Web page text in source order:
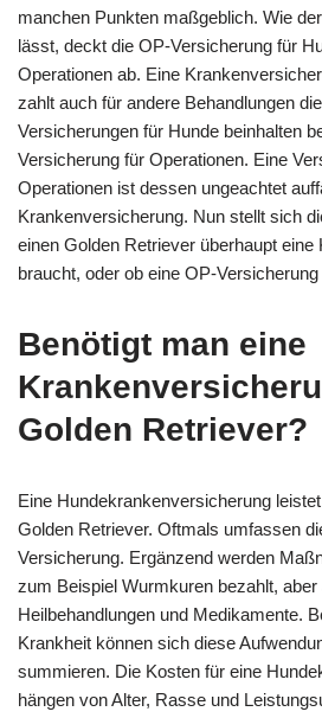
manchen Punkten maßgeblich. Wie
lässt, deckt die OP-Versicherung für
Operationen ab. Eine
zahlt auch für andere Behandlungen
Versicherungen für Hunde beinhalten
Versicherung für Operationen. Eine
Operationen ist dessen ungeachtet
Krankenversicherung. Nun stellt sich
einen Golden Retriever überhaupt
braucht, oder ob eine OP-
Benötigt man eine
Golden Retriever?
Eine Hundekrankenversicherung
Golden Retriever. Oftmals umfassen
Versicherung. Ergänzend werden
zum Beispiel Wurmkuren bezahlt,
Heilbehandlungen und Medikamente.
Krankheit können sich diese
summieren. Die Kosten für eine
hängen von Alter, Rasse und